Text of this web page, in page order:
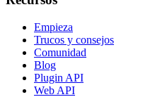
Empieza
Trucos y consejos
Comunidad
Blog
Plugin API
Web API